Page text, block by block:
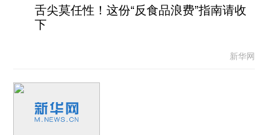
舌尖莫任性！这份“反食品浪费”指南请收
下
新华网